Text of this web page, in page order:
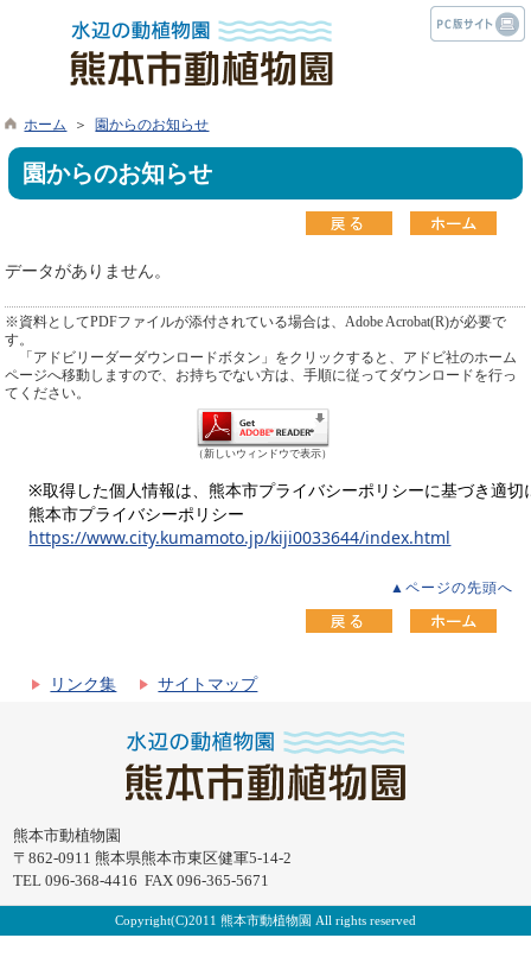
ホーム ＞ 園からのお知らせ
園からのお知らせ
データがありません。
※資料としてPDFファイルが添付されている場合は、Adobe Acrobat(R)が必要で
す。
「アドビリーダーダウンロードボタン」をクリックすると、アドビ社のホーム
ページへ移動しますので、お持ちでない方は、手順に従ってダウンロードを行っ
てください。
（新しいウィンドウで表示）
※取得した個人情報は、熊本市プライバシーポリシーに基づき適切
熊本市プライバシーポリシー
https://www.city.kumamoto.jp/kiji0033644/index.html
▲ページの先頭へ
リンク集 サイトマップ
熊本市動植物園
〒862-0911 熊本県熊本市東区健軍5-14-2
TEL 096-368-4416 FAX 096-365-5671
Copyright(C)2011 熊本市動植物園 All rights reserved